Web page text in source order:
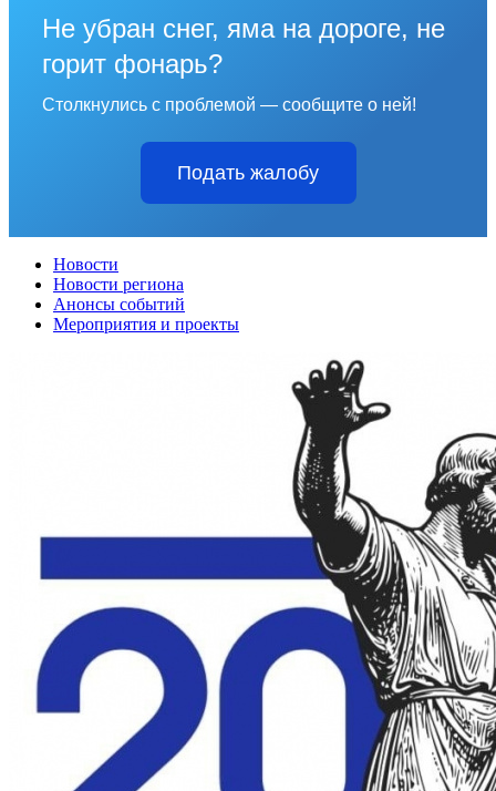
Не убран снег, яма на дороге, не
горит фонарь?
Столкнулись с проблемой — сообщите о ней!
Подать жалобу
Новости
Новости региона
Анонсы событий
Мероприятия и проекты